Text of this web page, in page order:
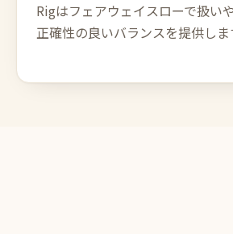
Rigはフェアウェイスローで扱い
正確性の良いバランスを提供しま